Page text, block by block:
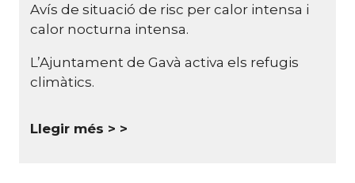
Avís de situació de risc per calor intensa i
calor nocturna intensa.
L’Ajuntament de Gavà activa els refugis
climàtics.
Llegir més >